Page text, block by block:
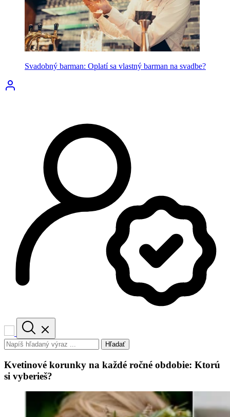
Svadobný barman: Oplatí sa vlastný barman na svadbe?
Hľadať
Kvetinové korunky na každé ročné obdobie: Ktorú
si vyberieš?